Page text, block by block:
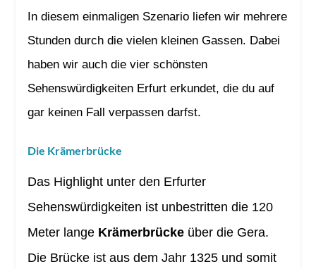
In diesem einmaligen Szenario liefen wir mehrere
Stunden durch die vielen kleinen Gassen. Dabei
haben wir auch die vier schönsten
Sehenswürdigkeiten Erfurt erkundet, die du auf
gar keinen Fall verpassen darfst.
Die Krämerbrücke
Das Highlight unter den Erfurter
Sehenswürdigkeiten ist unbestritten die 120
Meter lange Krämerbrückeüber die Gera.
Die Brücke ist aus dem Jahr 1325 und somit